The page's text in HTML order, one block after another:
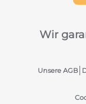
Wir
Unsere AGB